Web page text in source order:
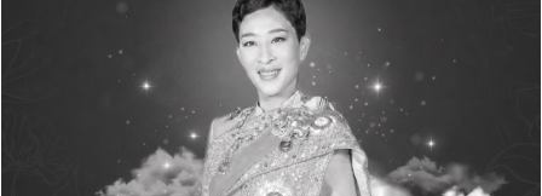
Leave a Reply
Your email address will not be published.
Required fields are marked